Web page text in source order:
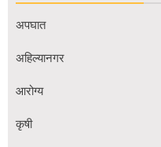
अपघात
अहिल्यानगर
आरोग्य
कृषी